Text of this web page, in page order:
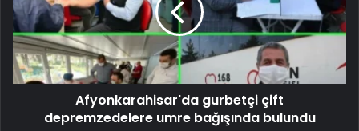
Afyonkarahisar'da gurbetçi çift
depremzedelere umre bağışında bulundu